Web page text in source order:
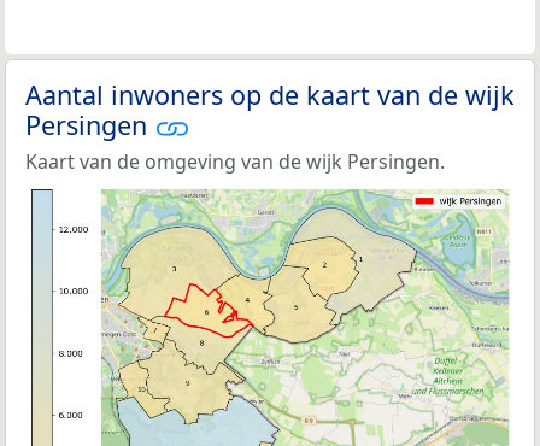
Aantal inwoners op de kaart van de wijk
Persingen
Kaart van de omgeving van de wijk Persingen.